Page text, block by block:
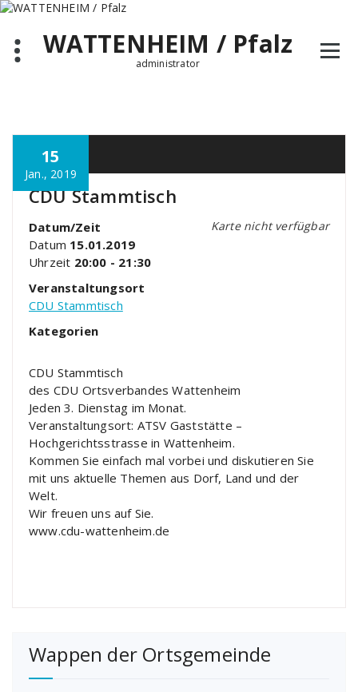
Zum
springenWATTENHEIM / Pfalz
administrator
15
Jan., 2019
CDU Stammtisch
Karte nicht verfügbar
Datum/Zeit
Datum 15.01.2019
Uhrzeit 20:00 - 21:30
Veranstaltungsort
CDU Stammtisch
Kategorien
CDU Stammtisch
des CDU Ortsverbandes Wattenheim
Jeden 3. Dienstag im Monat.
Veranstaltungsort: ATSV Gaststätte –
Hochgerichtsstrasse in Wattenheim.
Kommen Sie einfach mal vorbei und diskutieren Sie
mit uns aktuelle Themen aus Dorf, Land und der
Welt.
Wir freuen uns auf Sie.
www.cdu-wattenheim.de
Wappen der Ortsgemeinde